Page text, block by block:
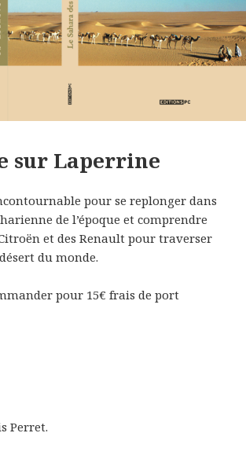
sur Laperrine
pour se replonger dans
de l’époque et comprendre
et des Renault pour traverser
du monde.
pour 15€ frais de port
Perret.